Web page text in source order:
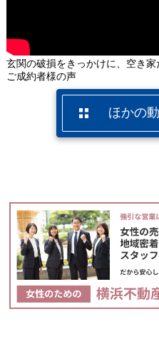
玄関の破損をきっかけに、空き
ご成約者様の声
ほかの